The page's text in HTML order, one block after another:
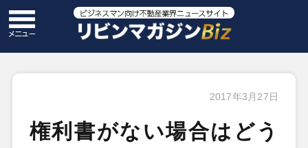
2017年3月27日
権利書がない場合はどう